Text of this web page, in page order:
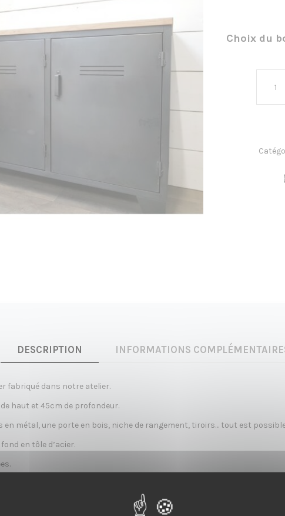
Choix du
DESCRIPTION INFORMATIONS
fabriqué dans notre atelier.
haut et 45cm de profondeur.
en métal, une porte en bois, niche de rangement, tiroirs… tout est
en tôle d’acier.
il peut être également peint avec n’importe quelle couleur Ral.
de chêne lamellé (ep. 1.8cm), chêne massif (ep 2cm)